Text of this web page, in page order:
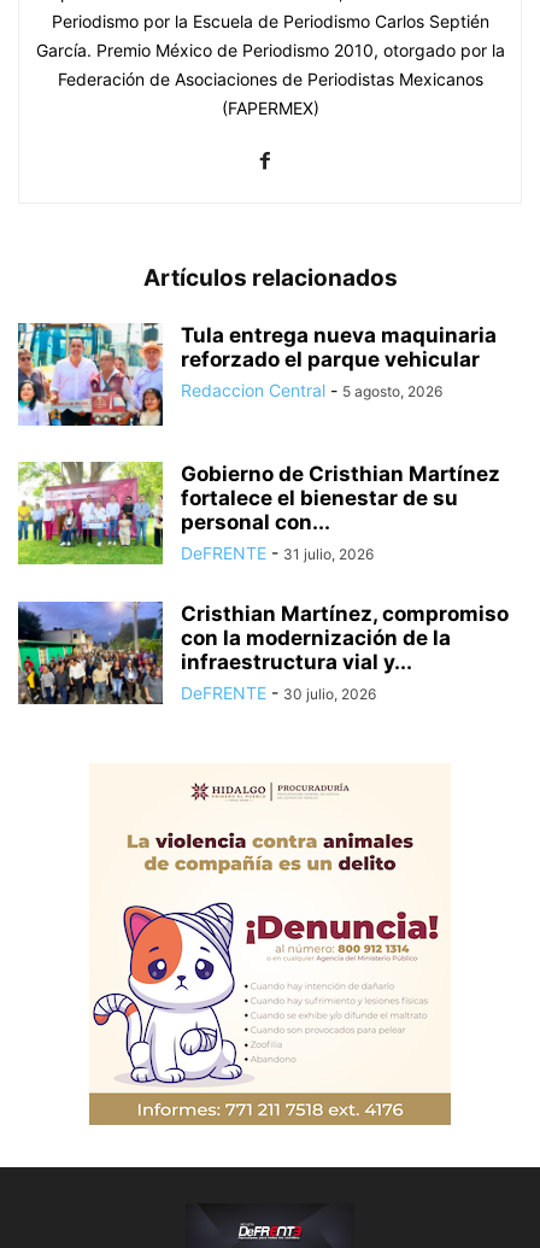
Periodismo por la Escuela de Periodismo Carlos Septién
García. Premio México de Periodismo 2010, otorgado por la
Federación de Asociaciones de Periodistas Mexicanos
(FAPERMEX)
Artículos relacionados
Tula entrega nueva maquinaria
reforzado el parque vehicular
Redaccion Central - 5 agosto, 2026
Gobierno de Cristhian Martínez
fortalece el bienestar de su
personal con...
DeFRENTE - 31 julio, 2026
Cristhian Martínez, compromiso
con la modernización de la
infraestructura vial y...
DeFRENTE - 30 julio, 2026